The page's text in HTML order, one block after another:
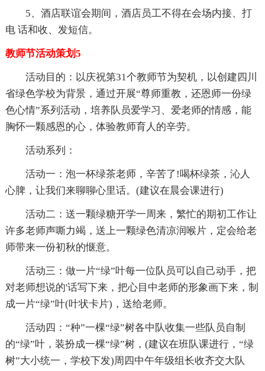
5、酒店联谊会期间，酒店员工不得在会场内接、打
电 话和收、发短信。
教师节活动策划5
活动目的：以庆祝第31个教师节为契机，以创建四川
省绿色学校为背景，通过开展“尊师重教，还恩师一份绿
色心情”系列活动，培养队员爱学习、爱老师的情感，能
胸怀一颗感恩的心，体验教师育人的辛劳。
活动系列：
活动一：泡一杯绿茶老师，辛苦了!喝杯绿茶，沁人
心脾，让我们来聊聊心里话。(建议在晨会课进行)
活动二：送一颗绿糖开学一周来，繁忙的期初工作让
许多老师声嘶力竭，送上一颗绿色清凉润喉片，定会给老
师带来一份初秋的惬意。
活动三：做一片“绿”叶每一位队员可以自己动手，把
对老师想说的'话写下来，把心目中老师的形象画下来，制
成一片“绿”叶(叶状卡片)，送给老师。
活动四：“种”一棵“绿”树各中队收集一些队员自制
的“绿”叶，装扮成一棵“绿”树，(建议在班队课进行，“绿
树”大小统一，学校下发)周四中午年级组长收齐交大队